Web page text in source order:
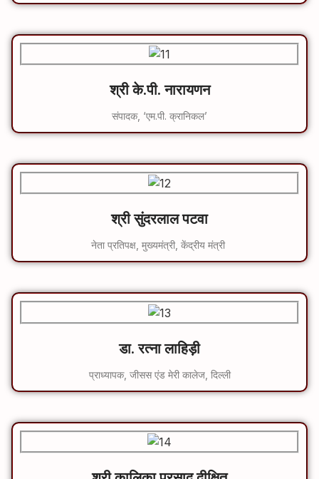
श्री के.पी. नारायणन
संपादक, ‘एम.पी. क्रानिकल’
श्री सुंदरलाल पटवा
नेता प्रतिपक्ष, मुख्यमंत्री, केंद्रीय मंत्री
डा. रत्ना लाहिड़ी
प्राध्यापक, जीसस एंड मेरी कालेज, दिल्ली